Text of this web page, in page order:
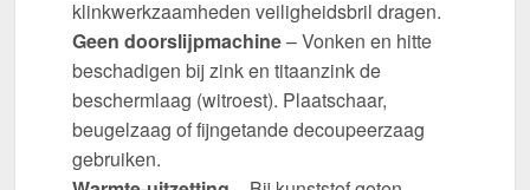
klinkwerkzaamheden veiligheidsbril dragen.
Geen doorslijpmachine– Vonken en hitte
beschadigen bij zink en titaanzink de
beschermlaag (witroest). Plaatschaar,
beugelzaag of fijngetande decoupeerzaag
gebruiken.